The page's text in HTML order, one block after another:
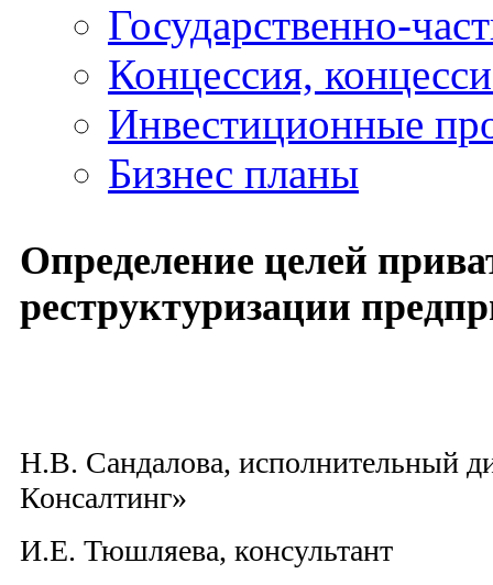
Государственно-
Концессия,
Инвестиционные
Бизнес планы
Определение целей
реструктуризации
Н.В. Сандалова, исполнительный
Консалтинг»
И.Е. Тюшляева, консультант